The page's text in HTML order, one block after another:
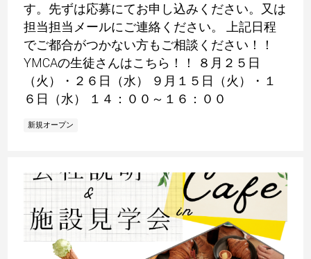
す。先ずは応募にてお申し込みください。又は
担当担当メールにご連絡ください。 上記日程
でご都合がつかない方もご相談ください！！
YMCAの生徒さんはこちら！！ ８月２５日
（火）・２６日（水） ９月１５日（火）・１
６日（水） １４：００～１６：００
新規オープン